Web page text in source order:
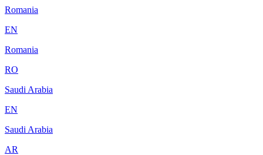
Romania
EN
Romania
RO
Saudi Arabia
EN
Saudi Arabia
AR